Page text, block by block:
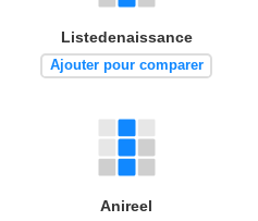
Listedenaissance
Ajouter pour comparer
Anireel